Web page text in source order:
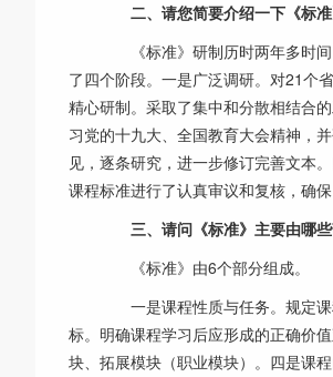
二、请您简要介绍一下《标准
《标准》研制历时两年多时间
了四个阶段。一是广泛调研。对21个
精心研制。采取了集中和分散相结合
习党的十九大、全国教育大会精神，
见，逐条研究，进一步修订完善文本
课程标准进行了认真审议和复核，确保
三、请问《标准》主要由哪
《标准》由6个部分组成。
一是课程性质与任务。规定课
标。明确课程学习后应形成的正确价
块、拓展模块（职业模块）。四是课